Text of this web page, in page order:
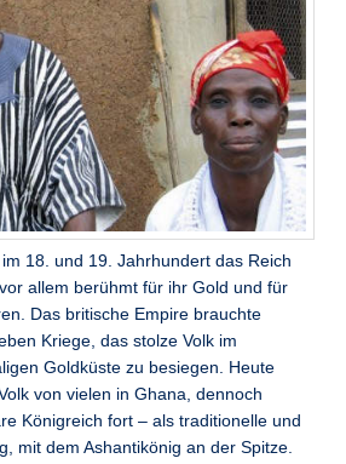
im 18. und 19. Jahrhundert das Reich
allem berühmt für ihr Gold und für
Das britische Empire brauchte
Kriege, das stolze Volk im
Goldküste zu besiegen. Heute
von vielen in Ghana, dennoch
Königreich fort – als traditionelle und
mit dem Ashantikönig an der Spitze.